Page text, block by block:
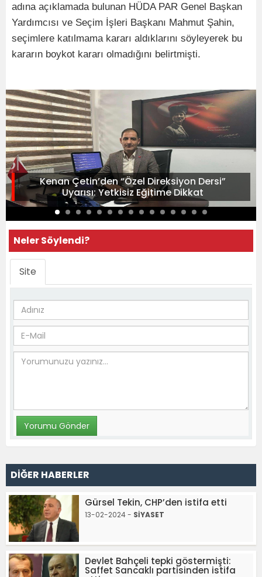
adına açıklamada bulunan HÜDA PAR Genel Başkan
Yardımcısı ve Seçim İşleri Başkanı Mahmut Şahin,
seçimlere katılmama kararı aldıklarını söyleyerek bu
kararın boykot kararı olmadığını belirtmişti.
Kenan Çetin’den “Özel Direksiyon Dersi”
Uyarısı: Yetkisiz Eğitime Dikkat
Neler Söylendi?
Site
DİĞER HABERLER
Gürsel Tekin, CHP’den istifa etti
13-02-2024 - SİYASET
Devlet Bahçeli tepki göstermişti:
Saffet Sancaklı partisinden istifa